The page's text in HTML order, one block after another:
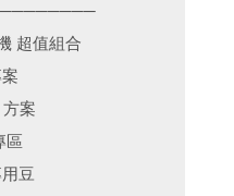
超值組合
案
區
豆